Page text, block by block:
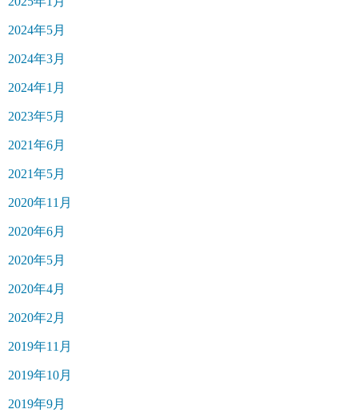
2024年5月
2024年3月
2024年1月
2023年5月
2021年6月
2021年5月
2020年11月
2020年6月
2020年5月
2020年4月
2020年2月
2019年11月
2019年10月
2019年9月